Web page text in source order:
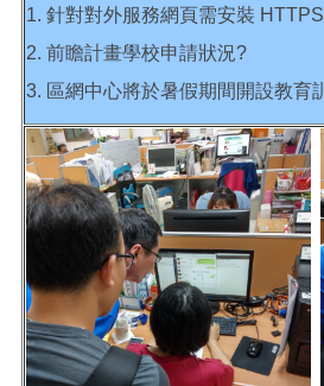
1. 針對對外服務網頁需安裝
2. 前瞻計畫學校申請狀況?
3. 區網中心將於暑假期間開設教育